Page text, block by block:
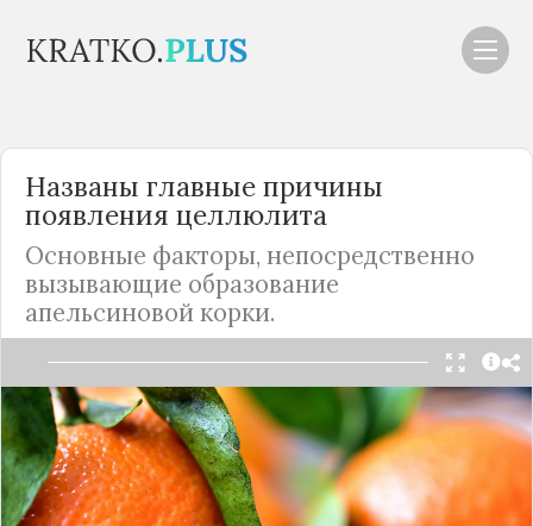
Названы главные причины
появления целлюлита
Основные факторы, непосредственно
вызывающие образование
апельсиновой корки.
Читать в Telegram
Что провоцирует появление целлюлита и можно
ли его предотвратить?